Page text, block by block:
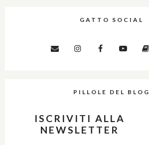
GATTO SOCIAL
PILLOLE DEL BLOG
ISCRIVITI ALLA
NEWSLETTER